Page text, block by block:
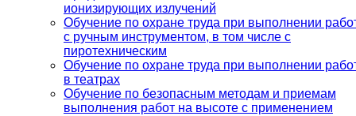
ионизирующих излучений
Обучение по охране труда при выполнении
с ручным инструментом, в том числе с
пиротехническим
Обучение по охране труда при выполнении
в театрах
Обучение по безопасным методам и приемам
выполнения работ на высоте с применением